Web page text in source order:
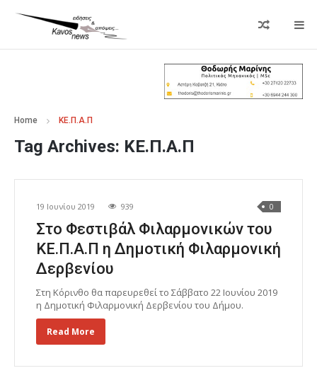
Home ΚΕ.Π.Α.Π
Tag Archives: ΚΕ.Π.Α.Π
19 Ιουνίου 2019 939 0
Στο Φεστιβάλ Φιλαρμονικών του
ΚΕ.Π.Α.Π η Δημοτική Φιλαρμονική
Δερβενίου
Στη Κόρινθο θα παρευρεθεί το Σάββατο 22 Ιουνίου 2019
η Δημοτική Φιλαρμονική Δερβενίου του Δήμου.
Read More